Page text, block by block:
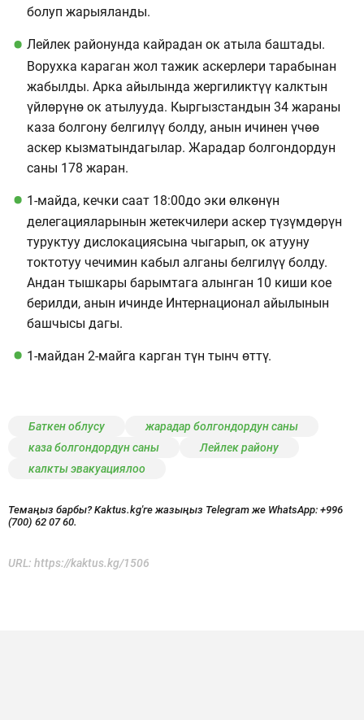
болуп жарыяланды.
Лейлек районунда кайрадан ок атыла баштады.
Ворухка караган жол тажик аскерлери тарабынан
жабылды. Арка айылында жергиликтүү калктын
үйлөрүнө ок атылууда. Кыргызстандын 34 жараны
каза болгону белгилүү болду, анын ичинен үчөө
аскер кызматындагылар. Жарадар болгондордун
саны 178 жаран.
1-майда, кечки саат 18:00до эки өлкөнүн
делегацияларынын жетекчилери аскер түзүмдөрүн
туруктуу дислокациясына чыгарып, ок атууну
токтотуу чечимин кабыл алганы белгилүү болду.
Андан тышкары барымтага алынган 10 киши кое
берилди, анын ичинде Интернационал айылынын
башчысы дагы.
1-майдан 2-майга карган түн тынч өттү.
Баткен облусу
жарадар болгондордун саны
каза болгондордун саны
Лейлек району
калкты эвакуациялоо
Темаңыз барбы? Kaktus.kg'ге жазыңыз Telegram же WhatsApp: +996
(700) 62 07 60.
URL: https://kaktus.kg/1506